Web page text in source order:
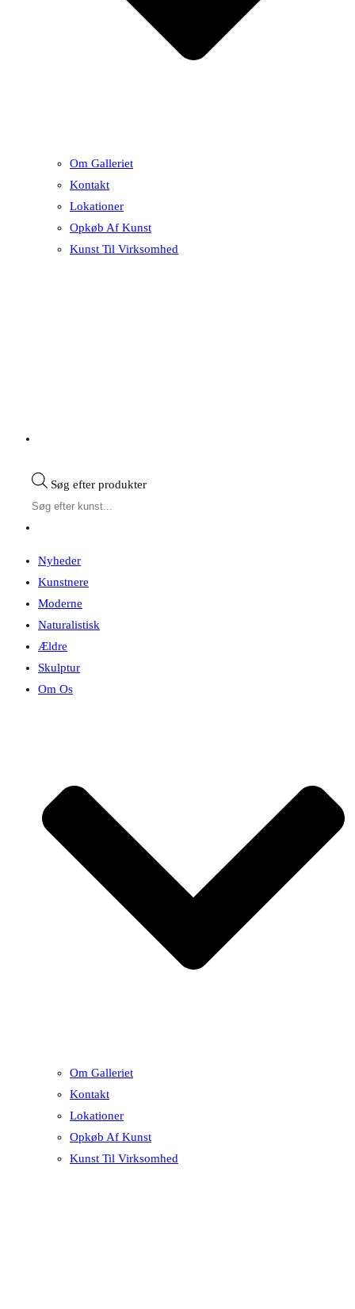
Om Galleriet
Kontakt
Lokationer
Opkøb Af Kunst
Kunst Til Virksomhed
Søg efter produkter
Nyheder
Kunstnere
Moderne
Naturalistisk
Ældre
Skulptur
Om Os
Om Galleriet
Kontakt
Lokationer
Opkøb Af Kunst
Kunst Til Virksomhed